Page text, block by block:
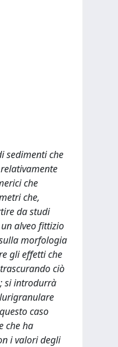
sedimenti che
che
che,
da studi
alveo fittizio
morfologia
gli effetti che
ciò
si introdurrà
caso
che ha
i valori degli